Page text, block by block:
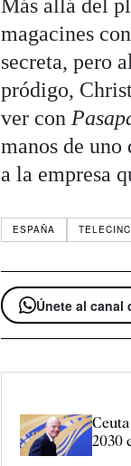
Más allá del
magacines
secreta, pero
pródigo,
ver con
manos de
a la empresa
ESPAÑA
Únete al canal
2030